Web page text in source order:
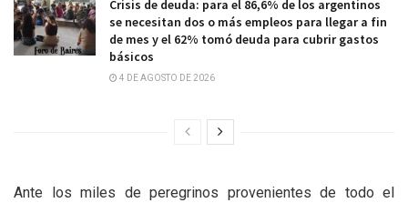
Crisis de deuda: para el 86,6% de los argentinos
se necesitan dos o más empleos para llegar a fin
de mes y el 62% tomó deuda para cubrir gastos
básicos
4 DE AGOSTO DE 2026
Ante los miles de peregrinos provenientes de todo el